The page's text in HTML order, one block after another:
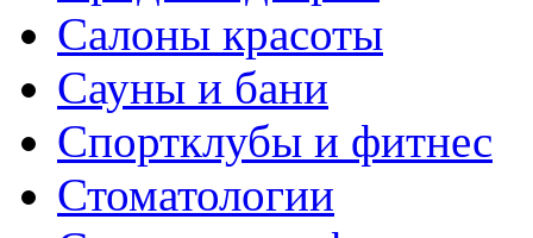
Салоны красоты
Сауны и бани
Спортклубы и фитнес
Стоматологии